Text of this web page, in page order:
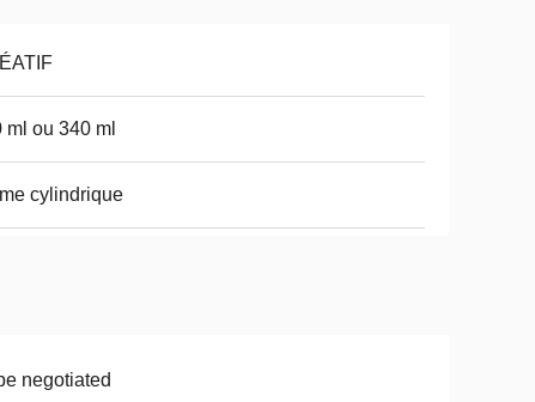
ml ou 340 ml
cylindrique
negotiated